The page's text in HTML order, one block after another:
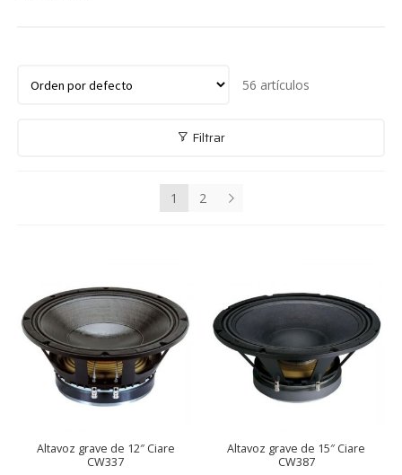
56 artículos
Filtrar
1 2
Altavoz grave de 12″ Ciare
CW337
Altavoz grave de 15″ Ciare
CW387